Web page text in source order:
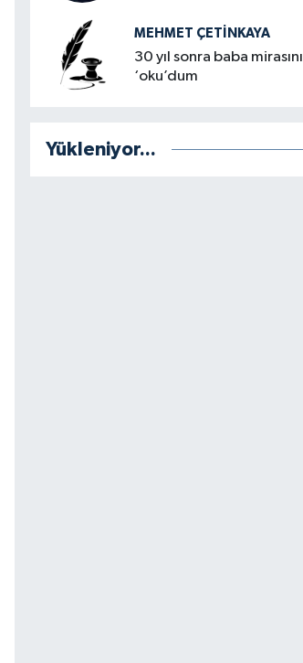
MEHMET ÇETINKAYA
30 yıl sonra baba mirasını
‘oku’dum
Yükleniyor...